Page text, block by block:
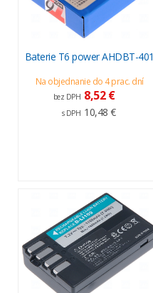
Baterie T6 power AHDBT-401
Na objednanie do 4 prac. dní
bez DPH 8,52 €
s DPH 10,48 €